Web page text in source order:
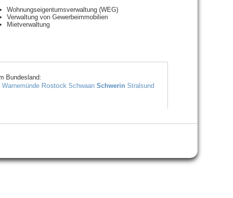
Wohnungseigentumsverwaltung (WEG)
Verwaltung von Gewerbeimmobilien
Mietverwaltung
Bundesland:
Rostock Schwaan Schwerin Stralsund